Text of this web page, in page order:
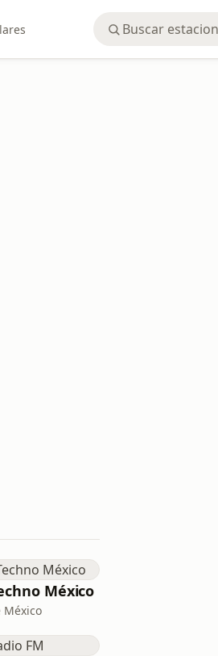
México
México